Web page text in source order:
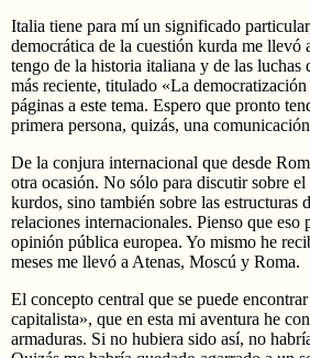
Italia tiene para mí un significado
democrática de la cuestión kurda me
tengo de la historia italiana y de las
más reciente, titulado «La
páginas a este tema. Espero que pronto
primera persona, quizás, una
De la conjura internacional que desde
otra ocasión. No sólo para discutir sobre
kurdos, sino también sobre las estructuras
relaciones internacionales. Pienso que
opinión pública europea. Yo mismo he
meses me llevó a Atenas, Moscú y Roma.
El concepto central que se puede
capitalista», que en esta mi aventura he
armaduras. Si no hubiera sido así, no